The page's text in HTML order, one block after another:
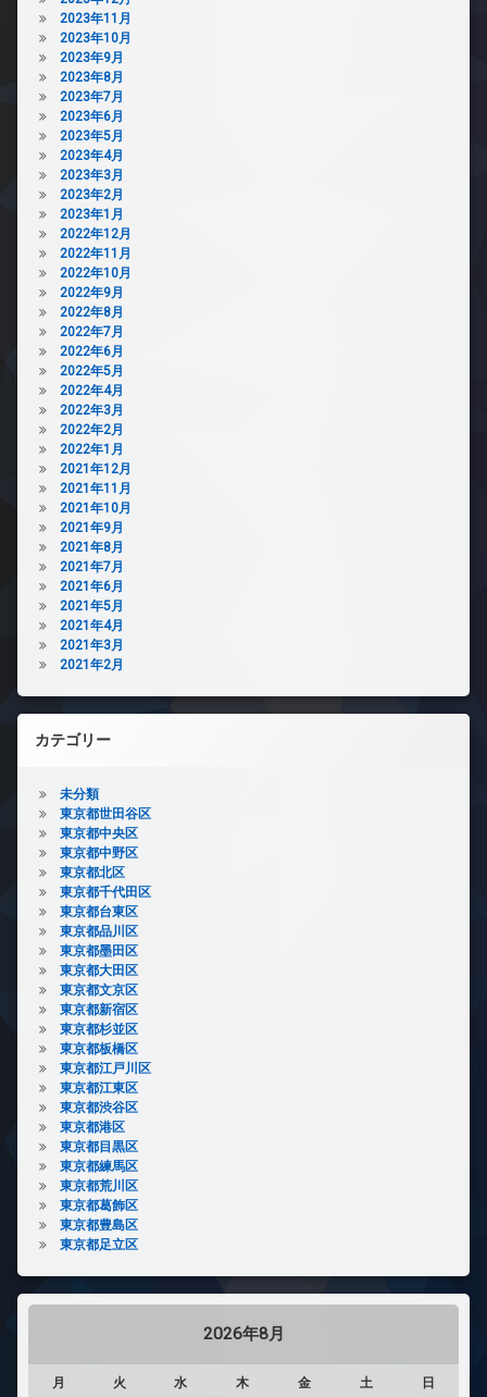
2023年11月
2023年10月
2023年9月
2023年8月
2023年7月
2023年6月
2023年5月
2023年4月
2023年3月
2023年2月
2023年1月
2022年12月
2022年11月
2022年10月
2022年9月
2022年8月
2022年7月
2022年6月
2022年5月
2022年4月
2022年3月
2022年2月
2022年1月
2021年12月
2021年11月
2021年10月
2021年9月
2021年8月
2021年7月
2021年6月
2021年5月
2021年4月
2021年3月
2021年2月
カテゴリー
未分類
東京都世田谷区
東京都中央区
東京都中野区
東京都北区
東京都千代田区
東京都台東区
東京都品川区
東京都墨田区
東京都大田区
東京都文京区
東京都新宿区
東京都杉並区
東京都板橋区
東京都江戸川区
東京都江東区
東京都渋谷区
東京都港区
東京都目黒区
東京都練馬区
東京都荒川区
東京都葛飾区
東京都豊島区
東京都足立区
2026年8月
月 火 水 木 金 土 日